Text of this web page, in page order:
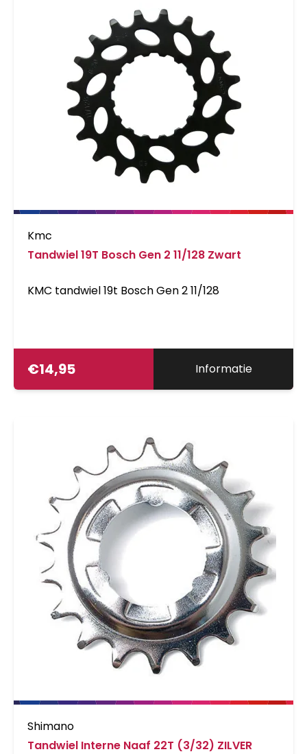
Kmc
Tandwiel 19T Bosch Gen 2 11/128 Zwart
KMC tandwiel 19t Bosch Gen 2 11/128
€14,95 Informatie
Shimano
Tandwiel Interne Naaf 22T (3/32) ZILVER